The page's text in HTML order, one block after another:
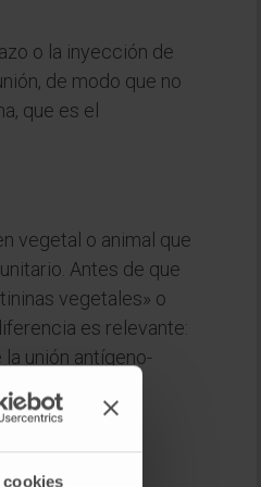
cookies
o la inyección de
de modo que no
que es el
vegetal o animal que
Antes de que
vegetales» o
es relevante:
unión antígeno-